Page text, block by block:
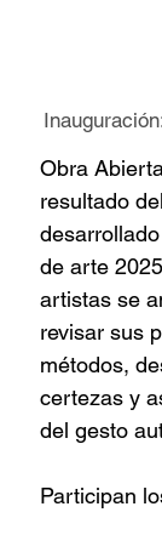
Obra
resultado
de arte
artistas se
revisar sus
métodos,
certezas y
del gesto
Participan